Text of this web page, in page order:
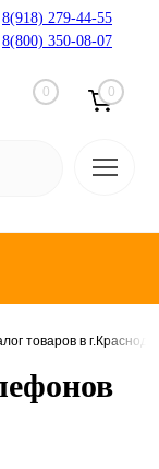
8(918) 279-44-55
8(800) 350-08-07
0 0
товаров в